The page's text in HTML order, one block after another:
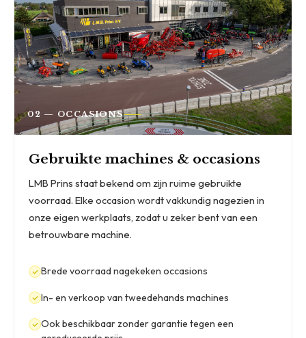
02 — OCCASIONS
Gebruikte machines & occasions
LMB Prins staat bekend om zijn ruime gebruikte
voorraad. Elke occasion wordt vakkundig nagezien in
onze eigen werkplaats, zodat u zeker bent van een
betrouwbare machine.
Brede voorraad nagekeken occasions
In- en verkoop van tweedehands machines
Ook beschikbaar zonder garantie tegen een